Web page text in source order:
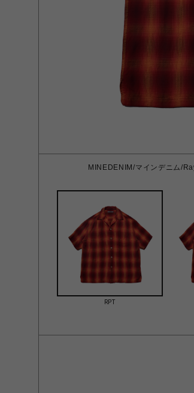
MINEDENIM/マインデニム/
RPT